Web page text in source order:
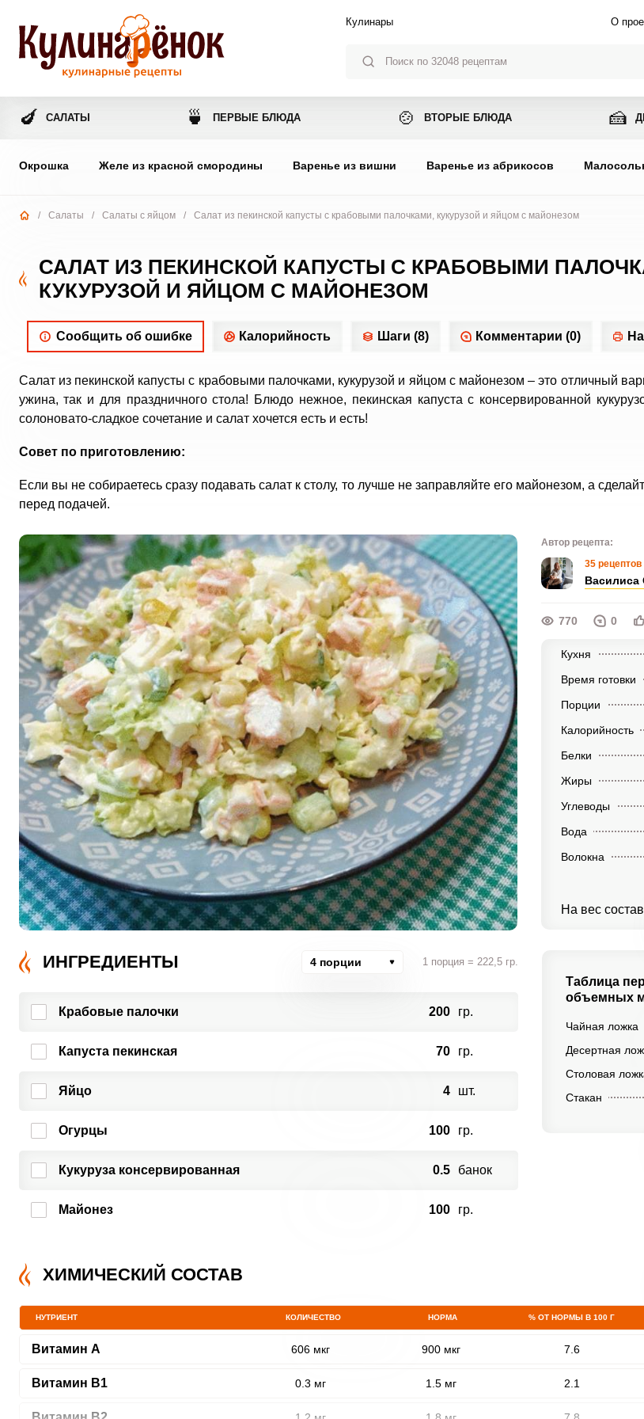
Кулинары О
🍆 САЛАТЫ 🍵 ПЕРВЫЕ БЛЮДА 🍲 ВТОРЫЕ БЛЮДА 🍰
Окрошка Желе из красной смородины Варенье из вишни Варенье из абрикосов
/ Салаты / Салаты с яйцом / Салат из пекинской капусты с крабовыми палочками, кукурузой и яйцом с майонезом
САЛАТ ИЗ ПЕКИНСКОЙ КАПУСТЫ С КРАБОВЫМИ
КУКУРУЗОЙ И ЯЙЦОМ С МАЙОНЕЗОМ
Сообщить об ошибке Калорийность Шаги (8) Комментарии (0)
Салат из пекинской капусты с крабовыми палочками, кукурузой и яйцом с майонезом – это отличный
ужина, так и для праздничного стола! Блюдо нежное, пекинская капуста с консервированной
солоновато-сладкое сочетание и салат хочется есть и есть!
Совет по приготовлению:
Если вы не собираетесь сразу подавать салат к столу, то лучше не заправляйте его майонезом, а
перед подачей.
Автор рецепта:
35 рецептов
Василиса
770 0
Кухня
Время готовки
Порции
Калорийность
Белки
Жиры
Углеводы
Вода
Волокна
На вес
ИНГРЕДИЕНТЫ 4 порции 1 порция = 222,5 гр.
Крабовые палочки 200 гр.
Капуста пекинская 70 гр.
Яйцо 4 шт.
Огурцы 100 гр.
Кукуруза консервированная 0.5 банок
Майонез 100 гр.
Таблица
объемных
Чайная ложка
Десертная
Столовая
Стакан
ХИМИЧЕСКИЙ СОСТАВ
НУТРИЕНТ КОЛИЧЕСТВО НОРМА % ОТ НОРМЫ В 100 Г
Витамин A 606 мкг 900 мкг 7.6
Витамин В1 0.3 мг 1.5 мг 2.1